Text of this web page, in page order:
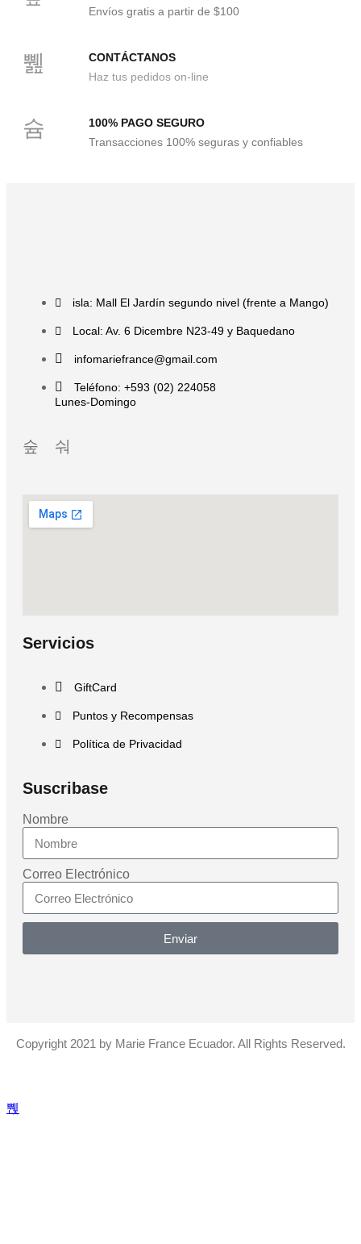
Envíos gratis a partir de $100
CONTÁCTANOS
Haz tus pedidos on-line
100% PAGO SEGURO
Transacciones 100% seguras y confiables
isla: Mall El Jardín segundo nivel (frente a Mango)
Local: Av. 6 Dicembre N23-49 y Baquedano
infomariefrance@gmail.com
Teléfono: +593 (02) 224058
Lunes-Domingo
Servicios
GiftCard
Puntos y Recompensas
Política de Privacidad
Suscribase
Nombre
Correo Electrónico
Enviar
Copyright 2021 by Marie France Ecuador. All Rights Reserved.